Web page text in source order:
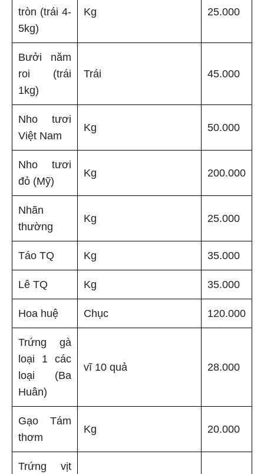
tròn (trái 4-
5kg)
Kg 25.000
Bưởi năm
roi (trái
1kg)
Trái 45.000
Nho tươi
Việt Nam
Kg 50.000
Nho tươi
đỏ (Mỹ)
Kg 200.000
Nhãn
thường
Kg 25.000
Táo TQ Kg 35.000
Lê TQ Kg 35.000
Hoa huệ Chục 120.000
Trứng gà
loại 1 các
loại (Ba
Huân)
vĩ 10 quả 28.000
Gạo Tám
thơm
Kg 20.000
Trứng vịt